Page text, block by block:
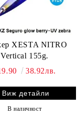
XESTA NITRO
Vertical 155g.
38.92лв.
Виж детайли
В наличност